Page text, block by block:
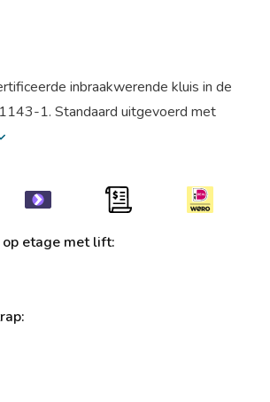
inbraakwerende kluis in de
1. Standaard uitgevoerd met
etage met lift: